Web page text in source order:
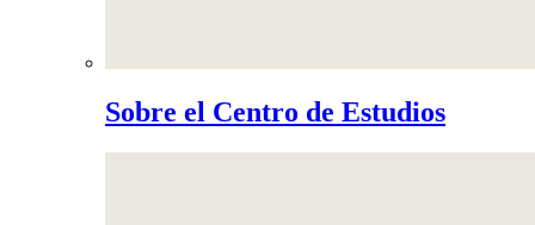
Sobre el Centro de Estudios